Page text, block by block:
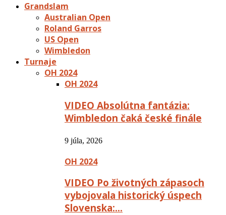
Grandslam
Australian Open
Roland Garros
US Open
Wimbledon
Turnaje
OH 2024
OH 2024
VIDEO Absolútna fantázia:
Wimbledon čaká české finále
9 júla, 2026
OH 2024
VIDEO Po životných zápasoch
vybojovala historický úspech
Slovenska:…